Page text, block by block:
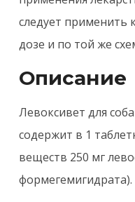
следует применить
дозе и по той же
Описание
Левоксивет для
содержит в 1
веществ 250 мг
формегемигидрата).